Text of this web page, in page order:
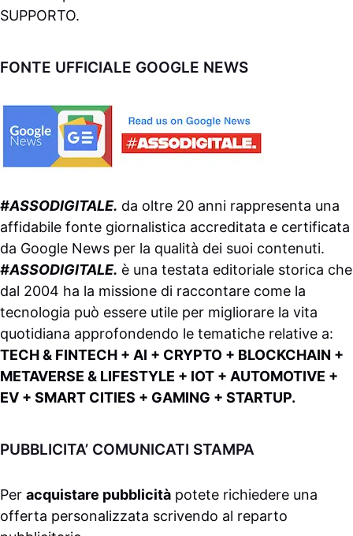
SUPPORTO.
FONTE UFFICIALE GOOGLE NEWS
#ASSODIGITALE. da oltre 20 anni rappresenta una
affidabile fonte giornalistica accreditata e certificata
da Google News per la qualità dei suoi contenuti.
#ASSODIGITALE. è una testata editoriale storica che
dal 2004 ha la missione di raccontare come la
tecnologia può essere utile per migliorare la vita
quotidiana approfondendo le tematiche relative a:
TECH & FINTECH + AI + CRYPTO + BLOCKCHAIN +
METAVERSE & LIFESTYLE + IOT + AUTOMOTIVE +
EV + SMART CITIES + GAMING + STARTUP.
PUBBLICITA’ COMUNICATI STAMPA
Per acquistare pubblicità potete richiedere una
offerta personalizzata scrivendo al reparto